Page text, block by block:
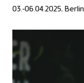
03.-06.04.2025, Berlin